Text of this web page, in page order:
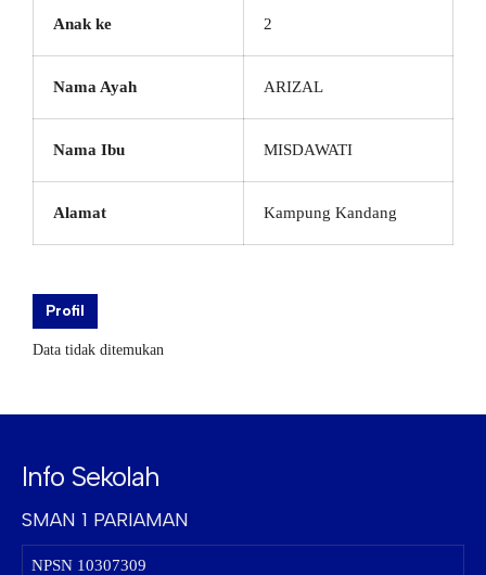
Anak ke 2
Nama Ayah ARIZAL
Nama Ibu MISDAWATI
Alamat Kampung Kandang
Profil
Data tidak ditemukan
Info Sekolah
SMAN 1 PARIAMAN
NPSN 10307309